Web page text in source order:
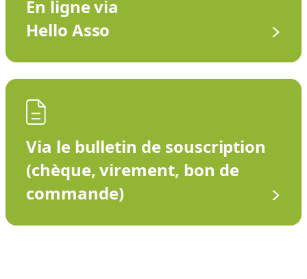
En ligne via
Hello Asso
Via le bulletin de souscription
(chèque, virement, bon de
commande)